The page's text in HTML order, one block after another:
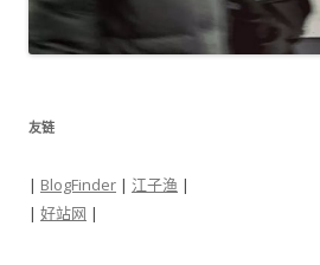
友链
| BlogFinder | 江子渔 |
| 好站网 |